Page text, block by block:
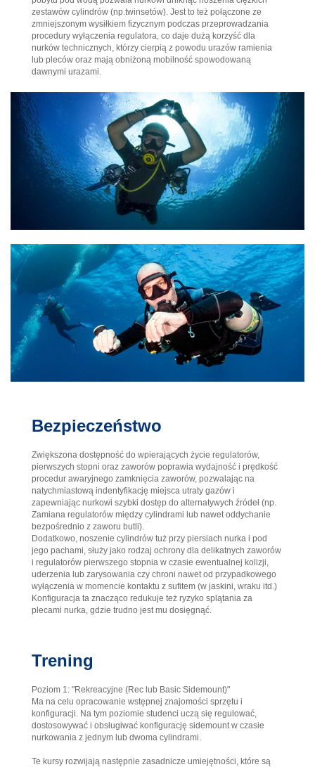
zestawów cylindrów (np.twinsetów). Jest to też połączone ze
zmniejszonym wysiłkiem fizycznym podczas przeprowadzania
procedury wyłączenia regulatora, co daje dużą korzyść dla
nurków technicznych, którzy cierpią z powodu urazów ramienia
lub pleców oraz mają obniżoną mobilność spowodowaną
dawnymi urazami.
Bezpieczeństwo
Zwiększona dostępność do wpierających życie regulatorów,
pierwszych stopni oraz zaworów poprawia wydajność i prędkość
procedur awaryjnego zamknięcia zaworów, pozwalając na
natychmiastową indentyfikację miejsca utraty gazów i
zapewniając nurkowi szybki dostęp do alternatywych źródeł (np.
Zamiana regulatorów między cylindrami lub nawet oddychanie
bezpośrednio z zaworu butli).
Dodatkowo, noszenie cylindrów tuż przy piersiach nurka i pod
jego pachami, służy jako rodzaj ochrony dla delikatnych zaworów
i regulatorów pierwszego stopnia w czasie ewentualnej kolizji,
uderzenia lub zarysowania czy chroni nawet od przypadkowego
wyłączenia w momencie kontaktu z sufitem (w jaskini, wraku itd.)
Konfiguracja ta znacząco redukuje też ryzyko splątania za
plecami nurka, gdzie trudno jest mu dosięgnąć.
Trening
Poziom 1: "Rekreacyjne (Rec lub Basic Sidemount)"
Ma na celu opracowanie wstępnej znajomości sprzętu i
konfiguracji. Na tym poziomie studenci uczą się regulować,
dostosowywać i obsługiwać konfigurację sidemount w czasie
nurkowania z jednym lub dwoma cylindrami.
Te kursy rozwijają następnie zasadnicze umiejętności, które są